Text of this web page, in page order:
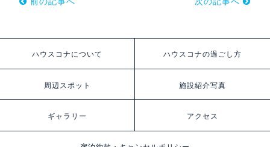
ハウスコナについて ハウスコナの過ごし方
周辺スポット 施設紹介写真
ギャラリー アクセス